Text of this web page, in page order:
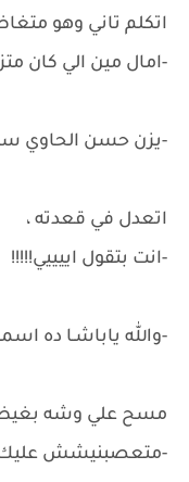
اتكلم تاني وهو
-امال مين الي كان
-يزن حسن الحاوي
اتعدل في قعدته ،
-انت بتقول اييييي!!!!!
-والله ياباشـا ده
مسح علي وشه
-متعصبنيشش عليك